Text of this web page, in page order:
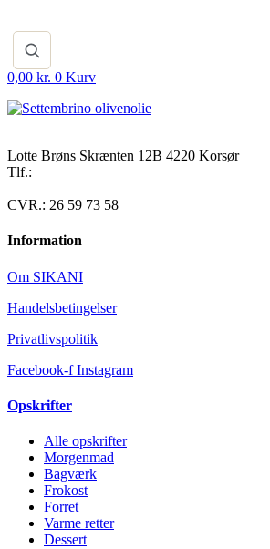
0,00 kr. 0 Kurv
Lotte Brøns Skrænten 12B 4220 Korsør
Tlf.:
CVR.: 26 59 73 58
Information
Om SIKANI
Handelsbetingelser
Privatlivspolitik
Facebook-f Instagram
Opskrifter
Alle opskrifter
Morgenmad
Bagværk
Frokost
Forret
Varme retter
Dessert